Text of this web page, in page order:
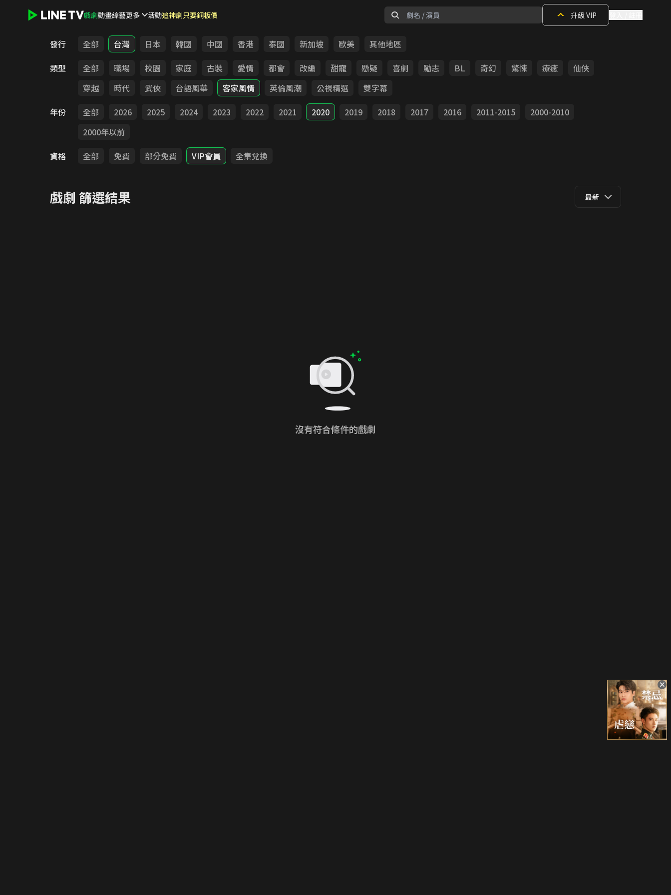
戲劇動畫綜藝更多 活動追神劇只要銅板價 升級 VIP
發行 全部 台灣 日本 韓國 中國 香港 泰國 新加坡 歐美
其他地區
類型
全部 職場 校園 家庭 古裝 愛情 都會 改編 甜寵 懸疑 喜劇 勵志 BL 奇幻 驚悚 療癒
仙俠
穿越
時代 武俠 台語風華 客家風情 英倫風潮 公視精選
雙字幕
年份
全部 2026 2025 2024 2023 2022 2021 2020 2019 2018 2017 2016 2011-2015
2000-2010
2000年以前
資格
全部 免費 部分免費 VIP會員 全集兌換
戲劇 篩選結果 最新
沒有符合條件的戲劇